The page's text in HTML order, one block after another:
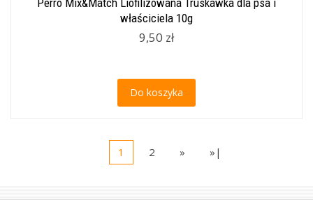
Perro Mix&Match Liofilizowana Truskawka dla psa i
właściciela 10g
9,50 zł
Do koszyka
1 2 » »|